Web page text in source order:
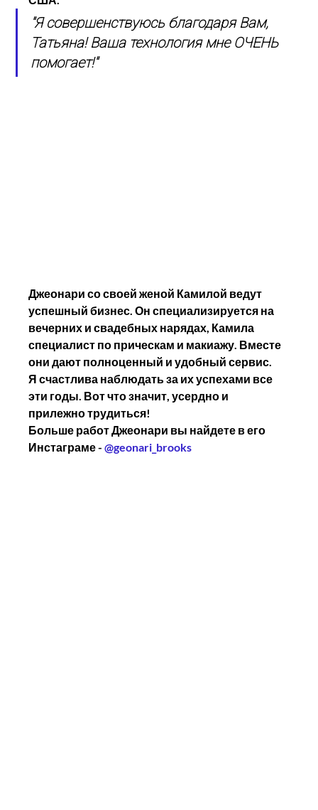
"Я совершенствуюсь благодаря Вам,
Татьяна! Ваша технология мне ОЧЕНЬ
помогает!"
Джеонари со своей женой Камилой ведут
успешный бизнес. Он специализируется на
вечерних и свадебных нарядах, Камила
специалист по прическам и макиажу. Вместе
они дают полноценный и удобный сервис.
Я счастлива наблюдать за их успехами все
эти годы. Вот что значит, усердно и
прилежно трудиться!
Больше работ Джеонари вы найдете в его
Инстаграме - @geonari_brooks